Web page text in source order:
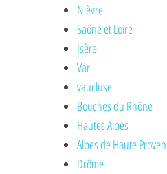
Nièvre
Saône et Loire
Isère
Var
vaucluse
Bouches du Rhône
Hautes Alpes
Alpes de Haute
Drôme